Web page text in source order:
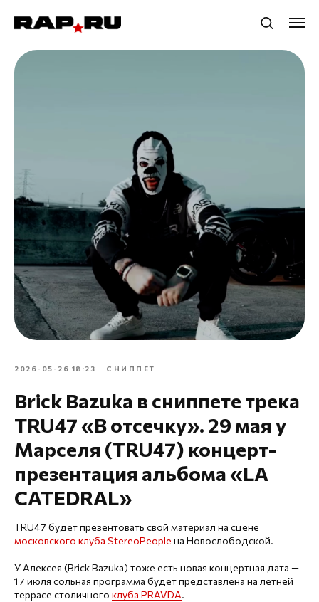
2026-05-26 18:23 СНИППЕТ
Brick Bazuka в сниппете трека
TRU47 «В отсечку». 29 мая у
Марселя (TRU47) концерт-
презентация альбома «LA
CATEDRAL»
TRU47 будет презентовать свой материал на сцене
московского клуба StereoPeople на Новослободской.
У Алексея (Brick Bazuka) тоже есть новая концертная дата —
17 июля сольная программа будет представлена на летней
террасе столичного клуба PRAVDA.